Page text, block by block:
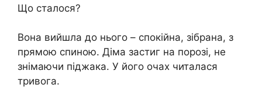
Що сталося?
Вона вийшла до нього – спокійна, зібрана, з
прямою спиною. Діма застиг на порозі, не
знімаючи піджака. У його очах читалася
тривога.